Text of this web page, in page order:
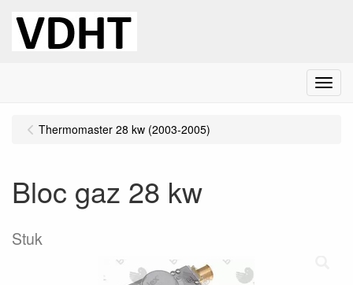
Menu
Thermomaster 28 kw (2003-2005)
Bloc gaz 28 kw
Stuk